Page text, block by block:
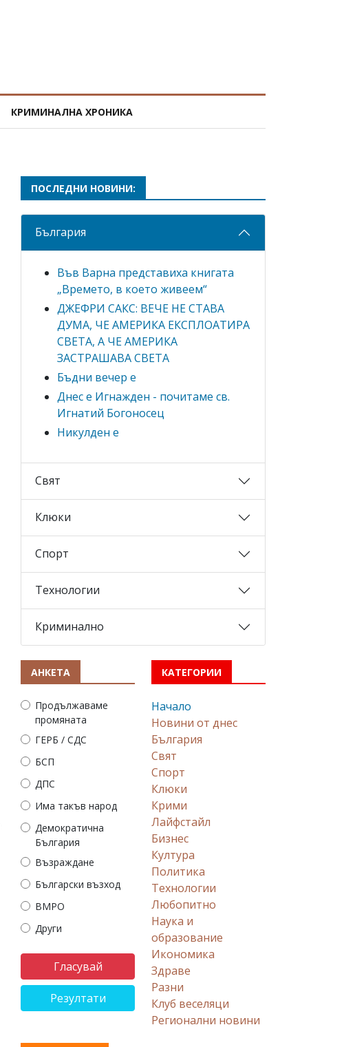
КРИМИНАЛНА ХРОНИКА
ПОСЛЕДНИ НОВИНИ:
България
Във Варна представиха книгата
„Времето, в което живеем“
ДЖЕФРИ САКС: ВЕЧЕ НЕ СТАВА
ДУМА, ЧЕ АМЕРИКА ЕКСПЛОАТИРА
СВЕТА, А ЧЕ АМЕРИКА
ЗАСТРАШАВА СВЕТА
Бъдни вечер е
Днес е Игнажден - почитаме св.
Игнатий Богоносец
Никулден е
Свят
Клюки
Спорт
Технологии
Криминално
АНКЕТА
Продължаваме
промяната
ГЕРБ / СДС
БСП
ДПС
Има такъв народ
Демократична
България
Възраждане
Български възход
ВМРО
Други
Резултати
КАТЕГОРИИ
Начало
Новини от днес
България
Свят
Спорт
Клюки
Крими
Лайфстайл
Бизнес
Култура
Политика
Технологии
Любопитно
Наука и
образование
Икономика
Здраве
Разни
Клуб веселяци
Регионални новини